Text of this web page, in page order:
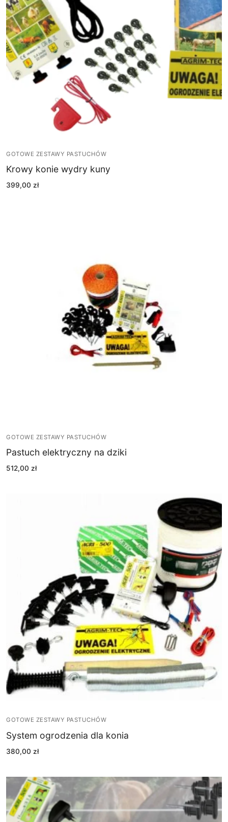
GOTOWE ZESTAWY PASTUCHÓW
Krowy konie wydry kuny
399,00 zł
GOTOWE ZESTAWY PASTUCHÓW
Pastuch elektryczny na dziki
512,00 zł
GOTOWE ZESTAWY PASTUCHÓW
System ogrodzenia dla konia
380,00 zł